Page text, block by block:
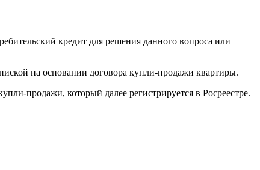
кредит для решения данного вопроса или
на основании договора купли-продажи квартиры.
продажи, который далее регистрируется в Росреестре.